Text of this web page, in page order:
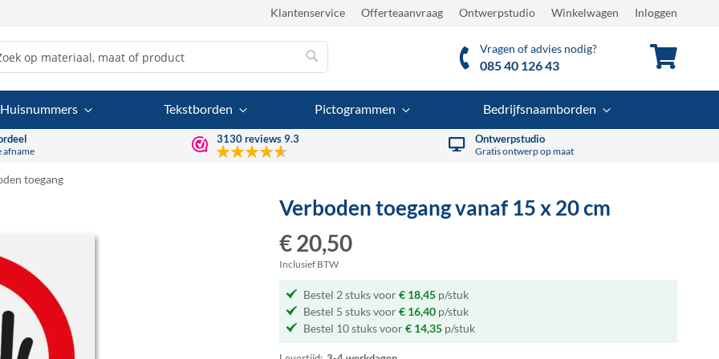
Klantenservice Offerteaanvraag Ontwerpstudio Winkelwagen Inloggen
Vragen of advies nodig?
085 40 126 43
Huisnummers Tekstborden Pictogrammen Bedrijfsnaamborden
afname
3130reviews9.3 Ontwerpstudio
Gratis ontwerp op maat
toegang
Verboden toegangvanaf 15 x 20 cm
€ 20,50
Inclusief BTW
Bestel 2 stuks voor€ 18,45 p/stuk
Bestel 5 stuks voor€ 16,40 p/stuk
Bestel 10 stuks voor€ 14,35 p/stuk